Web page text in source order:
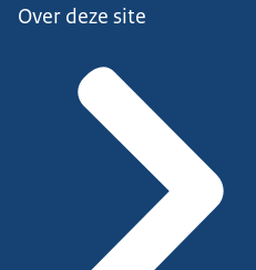
Over deze site